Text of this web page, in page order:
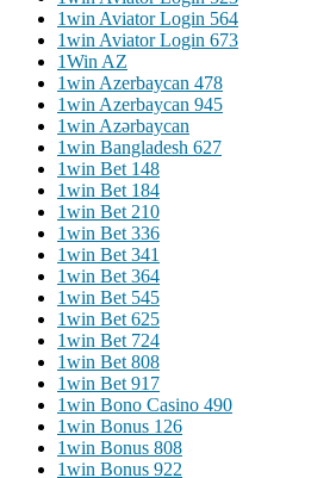
1win Aviator Login 564
1win Aviator Login 673
1Win AZ
1win Azerbaycan 478
1win Azerbaycan 945
1win Azərbaycan
1win Bangladesh 627
1win Bet 148
1win Bet 184
1win Bet 210
1win Bet 336
1win Bet 341
1win Bet 364
1win Bet 545
1win Bet 625
1win Bet 724
1win Bet 808
1win Bet 917
1win Bono Casino 490
1win Bonus 126
1win Bonus 808
1win Bonus 922